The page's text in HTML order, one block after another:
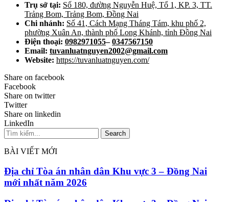
Trụ sở tại: Số 180, đường Nguyễn Huệ, Tổ 1, KP. 3, TT.
Trảng Bom, Trảng Bom, Đồng Nai
Chi nhánh: Số 41, Cách Mạng Tháng Tám, khu phố 2,
phường Xuân An, thành phố Long Khánh, tỉnh Đồng Nai
Điện thoại: 0982971055–0347567150
Email: tuvanluatnguyen2002@gmail.com
Website: https://tuvanluatnguyen.com/
Share on facebook
Facebook
Share on twitter
Twitter
Share on linkedin
LinkedIn
Search
BÀI VIẾT MỚI
Địa chỉ Tòa án nhân dân Khu vực 3 – Đồng Nai
mới nhất năm 2026